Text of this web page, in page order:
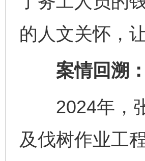
的人文关怀，
案情回溯：
2024年，张
及伐树作业工